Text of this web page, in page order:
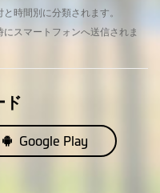
時間別に分類されます。
スマートフォンへ送信されま
ド
Google Play